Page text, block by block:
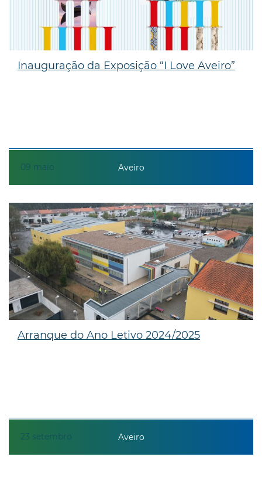
09 maio
Inauguração da Exposição “I Love Aveiro”
Aveiro
23 setembro
Arranque do Ano Letivo 2024/2025
Aveiro